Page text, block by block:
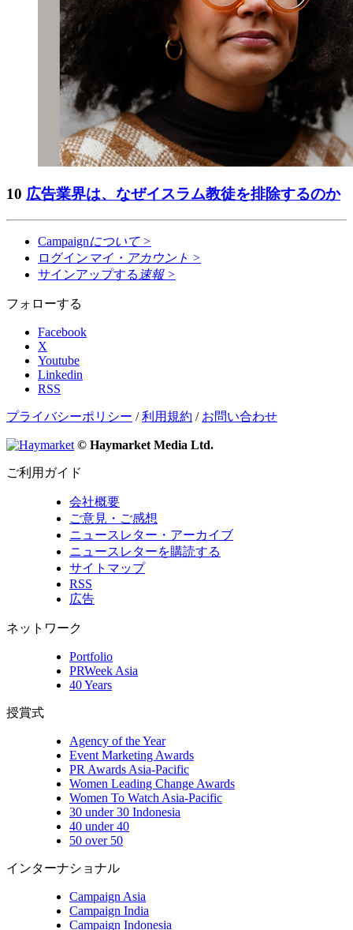
10 広告業界は、なぜイスラム教徒を排除するのか
Campaignについて >
ログイン マイ・アカウント >
サインアップする 速報 >
フォローする
Facebook
X
Youtube
Linkedin
RSS
プライバシーポリシー /利用規約 / お問い合わせ
© Haymarket Media Ltd.
ご利用ガイド
会社概要
ご意見・ご感想
ニュースレター・アーカイブ
ニュースレターを購読する
サイトマップ
RSS
広告
ネットワーク
Portfolio
PRWeek Asia
40 Years
授賞式
Agency of the Year
Event Marketing Awards
PR Awards Asia-Pacific
Women Leading Change Awards
Women To Watch Asia-Pacific
30 under 30 Indonesia
40 under 40
50 over 50
インターナショナル
Campaign Asia
Campaign India
Campaign Indonesia